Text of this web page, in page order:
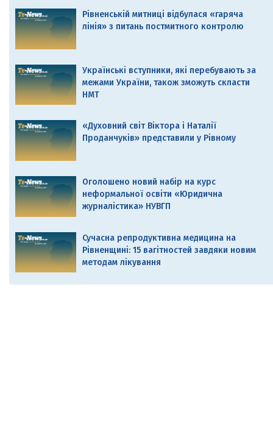
Рівненській митниці відбулася «гаряча
лінія» з питань постмитного контролю
Українські вступники, які перебувають за
межами України, також зможуть скласти
НМТ
«Духовний світ Віктора і Наталії
Проданчуків» представили у Рівному
Оголошено новий набір на курс
неформальної освіти «Юридична
журналістика» НУВГП
Сучасна репродуктивна медицина на
Рівненщині: 15 вагітностей завдяки новим
методам лікування